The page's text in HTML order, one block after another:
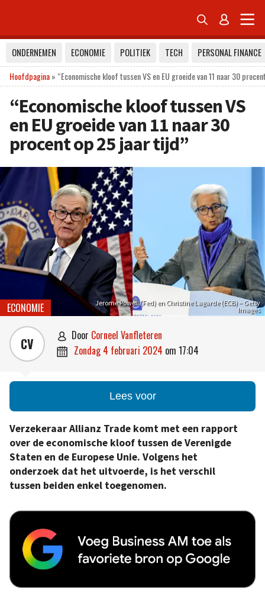
 
ONDERNEMEN ECONOMIE POLITIEK TECH
PERSONAL FINANCE
Hoofdpagina» “Economische kloof tussen VS en EU groeide van 11 naar 30
“Economische kloof tussen VS
en EU groeide van 11 naar 30
procent op 25 jaar tijd”
Jerome Powell (Fed) en Christine Lagarde (ECB) – Getty
Images
ECONOMIE
CV  door Corneel Vanfleteren
 zondag 4 februari 2024 om 17:04
Lees voor
Verzekeraar Allianz Trade komt met een rapport
over de economische kloof tussen de Verenigde
Staten en de Europese Unie. Volgens het
onderzoek dat het uitvoerde, is het verschil
tussen beiden enkel toegenomen.